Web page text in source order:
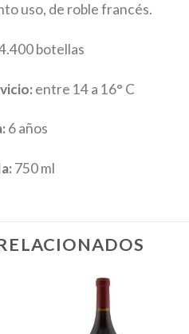
uso, de roble francés.
botellas
entre 14 a 16° C
6 años
750 ml